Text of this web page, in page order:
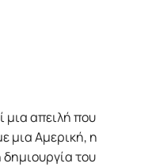
μια απειλή που
μια Αμερική, η
του